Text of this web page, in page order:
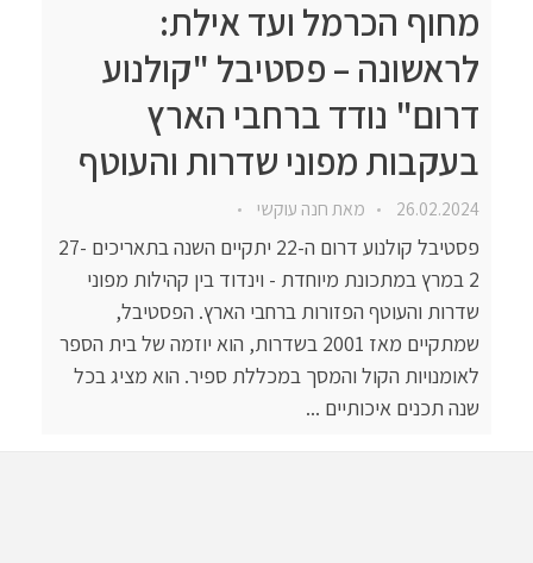
מחוף הכרמל ועד אילת:
לראשונה – פסטיבל "קולנוע
דרום" נודד ברחבי הארץ
בעקבות מפוני שדרות והעוטף
26.02.2024 מאתחנה עוקשי
פסטיבל קולנוע דרום ה-22 יתקיים השנה בתאריכים 27-
2 במרץ במתכונת מיוחדת - וינדוד בין קהילות מפוני
שדרות והעוטף הפזורות ברחבי הארץ. הפסטיבל,
שמתקיים מאז 2001 בשדרות, הוא יוזמה של בית הספר
לאומנויות הקול והמסך במכללת ספיר. הוא מציג בכל
שנה תכנים איכותיים ...